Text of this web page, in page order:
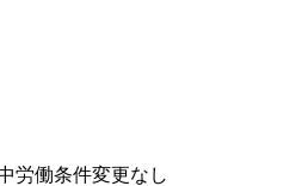
労働条件変更なし